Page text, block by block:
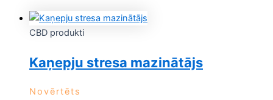
CBD produkti
Kaņepju stresa mazinātājs
Novērtēts